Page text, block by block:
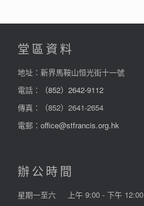
堂區資料
地址：新界馬鞍山恒光街十一號
電話：
（852）2642-9112
傳真：（852）2641-2654
電郵： office@stfrancis.org.hk
辦公時間
星期一至六
上午 9:00 - 下午 12:00